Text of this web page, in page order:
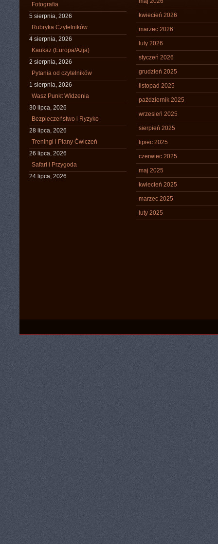
Fotografia
5 sierpnia, 2026
Rubryka Czytelników
4 sierpnia, 2026
Kaukaz (Europa/Azja)
2 sierpnia, 2026
Pytania od czytelników
1 sierpnia, 2026
Wasz Punkt Widzenia
30 lipca, 2026
Bezpieczeństwo i Ryzyko
28 lipca, 2026
Treningi i Plany Ćwiczeń
26 lipca, 2026
Safari i Przygoda
24 lipca, 2026
kwiecień 2026
marzec 2026
luty 2026
styczeń 2026
grudzień 2025
listopad 2025
październik 2025
wrzesień 2025
sierpień 2025
lipiec 2025
czerwiec 2025
maj 2025
kwiecień 2025
marzec 2025
luty 2025